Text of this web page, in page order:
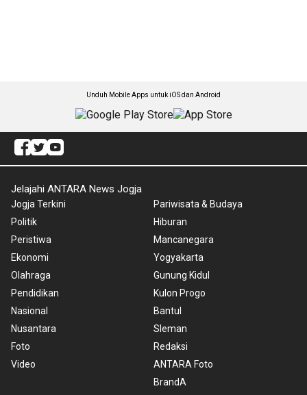
Unduh Mobile Apps untuk iOS dan Android
Jelajahi ANTARA News Jogja
Jogja Terkini
Politik
Peristiwa
Ekonomi
Olahraga
Pendidikan
Nasional
Nusantara
Foto
Video
Pariwisata & Budaya
Hiburan
Mancanegara
Yogyakarta
Gunung Kidul
Kulon Progo
Bantul
Sleman
Redaksi
ANTARA Foto
BrandA